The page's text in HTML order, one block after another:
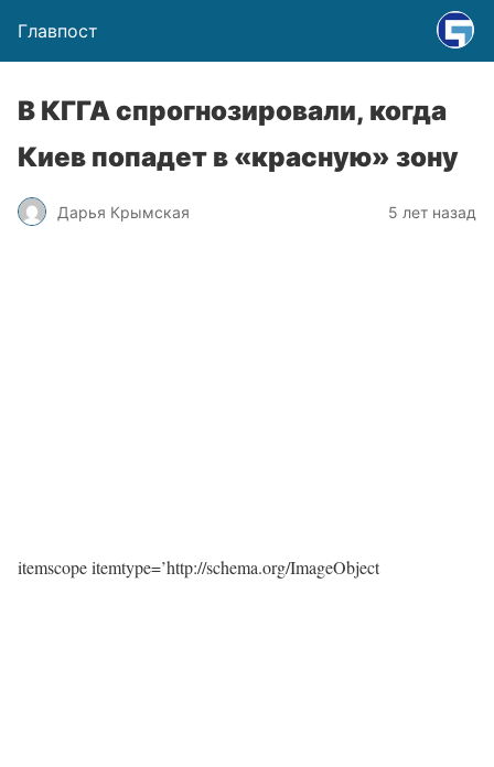
Главпост
В КГГА спрогнозировали, когда
Киев попадет в «красную» зону
Дарья Крымская 5 лет назад
itemscope itemtype=’http://schema.org/ImageObject